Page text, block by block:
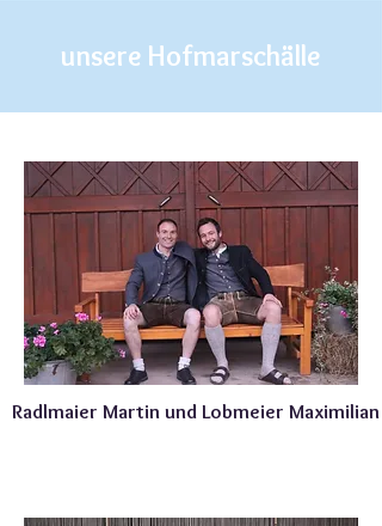
unsere Hofmarschälle
Radlmaier Martin und Lobmeier Maximilian